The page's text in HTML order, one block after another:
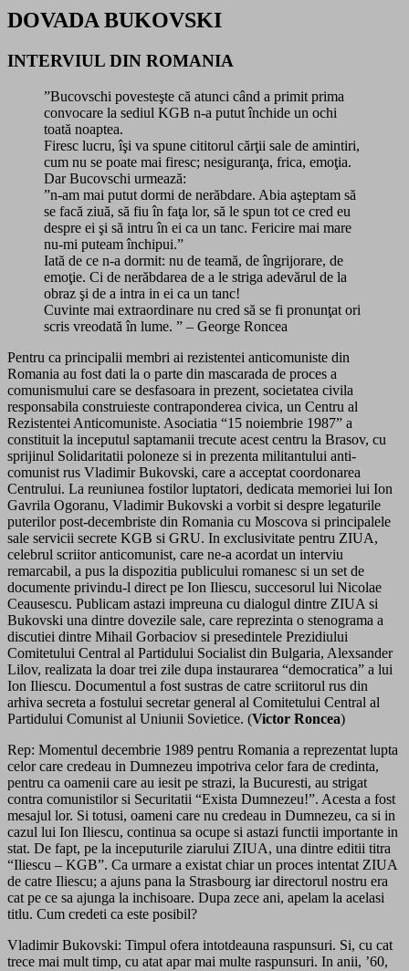
DOVADA BUKOVSKI
INTERVIUL DIN ROMANIA
”Bucovschi povesteşte că atunci când a primit prima
convocare la sediul KGB n-a putut închide un ochi
toată noaptea.
Firesc lucru, îşi va spune cititorul cărţii sale de amintiri,
cum nu se poate mai firesc; nesiguranţa, frica, emoţia.
Dar Bucovschi urmează:
”n-am mai putut dormi de nerăbdare. Abia aşteptam să
se facă ziuă, să fiu în faţa lor, să le spun tot ce cred eu
despre ei şi să intru în ei ca un tanc. Fericire mai mare
nu-mi puteam închipui.”
Iată de ce n-a dormit: nu de teamă, de îngrijorare, de
emoţie. Ci de nerăbdarea de a le striga adevărul de la
obraz şi de a intra in ei ca un tanc!
Cuvinte mai extraordinare nu cred să se fi pronunţat ori
scris vreodată în lume. ” – George Roncea
Pentru ca principalii membri ai rezistentei anticomuniste din
Romania au fost dati la o parte din mascarada de proces a
comunismului care se desfasoara in prezent, societatea civila
responsabila construieste contraponderea civica, un Centru al
Rezistentei Anticomuniste. Asociatia “15 noiembrie 1987” a
constituit la inceputul saptamanii trecute acest centru la Brasov, cu
sprijinul Solidaritatii poloneze si in prezenta militantului anti-
comunist rus Vladimir Bukovski, care a acceptat coordonarea
Centrului. La reuniunea fostilor luptatori, dedicata memoriei lui Ion
Gavrila Ogoranu, Vladimir Bukovski a vorbit si despre legaturile
puterilor post-decembriste din Romania cu Moscova si principalele
sale servicii secrete KGB si GRU. In exclusivitate pentru ZIUA,
celebrul scriitor anticomunist, care ne-a acordat un interviu
remarcabil, a pus la dispozitia publicului romanesc si un set de
documente privindu-l direct pe Ion Iliescu, succesorul lui Nicolae
Ceausescu. Publicam astazi impreuna cu dialogul dintre ZIUA si
Bukovski una dintre dovezile sale, care reprezinta o stenograma a
discutiei dintre Mihail Gorbaciov si presedintele Prezidiului
Comitetului Central al Partidului Socialist din Bulgaria, Alexsander
Lilov, realizata la doar trei zile dupa instaurarea “democratica” a lui
Ion Iliescu. Documentul a fost sustras de catre scriitorul rus din
arhiva secreta a fostului secretar general al Comitetului Central al
Partidului Comunist al Uniunii Sovietice. (Victor Roncea)
Rep: Momentul decembrie 1989 pentru Romania a reprezentat lupta
celor care credeau in Dumnezeu impotriva celor fara de credinta,
pentru ca oamenii care au iesit pe strazi, la Bucuresti, au strigat
contra comunistilor si Securitatii “Exista Dumnezeu!”. Acesta a fost
mesajul lor. Si totusi, oameni care nu credeau in Dumnezeu, ca si in
cazul lui Ion Iliescu, continua sa ocupe si astazi functii importante in
stat. De fapt, pe la inceputurile ziarului ZIUA, una dintre editii titra
“Iliescu – KGB”. Ca urmare a existat chiar un proces intentat ZIUA
de catre Iliescu; a ajuns pana la Strasbourg iar directorul nostru era
cat pe ce sa ajunga la inchisoare. Dupa zece ani, apelam la acelasi
titlu. Cum credeti ca este posibil?
Vladimir Bukovski: Timpul ofera intotdeauna raspunsuri. Si, cu cat
trece mai mult timp, cu atat apar mai multe raspunsuri. In anii, ’60,